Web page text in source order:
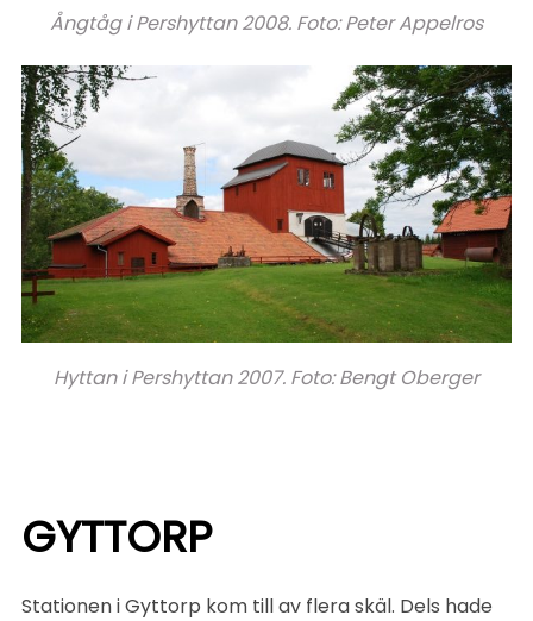
Ångtåg i Pershyttan 2008. Foto: Peter Appelros
Hyttan i Pershyttan 2007. Foto: Bengt Oberger
GYTTORP
Stationen i Gyttorp kom till av flera skäl. Dels hade